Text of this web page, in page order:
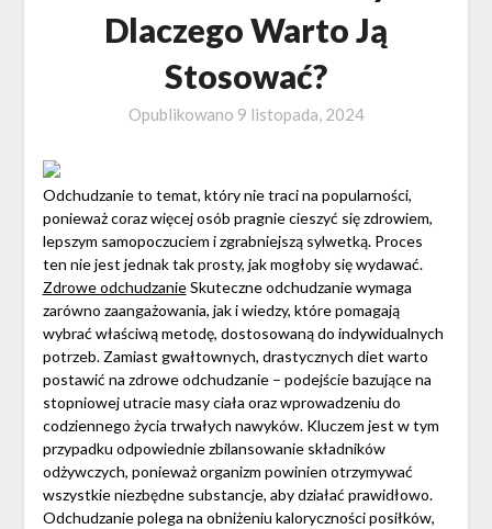
Dlaczego Warto Ją
Stosować?
Opublikowano 9 listopada, 2024
Odchudzanie to temat, który nie traci na popularności,
ponieważ coraz więcej osób pragnie cieszyć się zdrowiem,
lepszym samopoczuciem i zgrabniejszą sylwetką. Proces
ten nie jest jednak tak prosty, jak mogłoby się wydawać.
Zdrowe odchudzanieSkuteczne odchudzanie wymaga
zarówno zaangażowania, jak i wiedzy, które pomagają
wybrać właściwą metodę, dostosowaną do indywidualnych
potrzeb. Zamiast gwałtownych, drastycznych diet warto
postawić na zdrowe odchudzanie – podejście bazujące na
stopniowej utracie masy ciała oraz wprowadzeniu do
codziennego życia trwałych nawyków. Kluczem jest w tym
przypadku odpowiednie zbilansowanie składników
odżywczych, ponieważ organizm powinien otrzymywać
wszystkie niezbędne substancje, aby działać prawidłowo.
Odchudzanie polega na obniżeniu kaloryczności posiłków,